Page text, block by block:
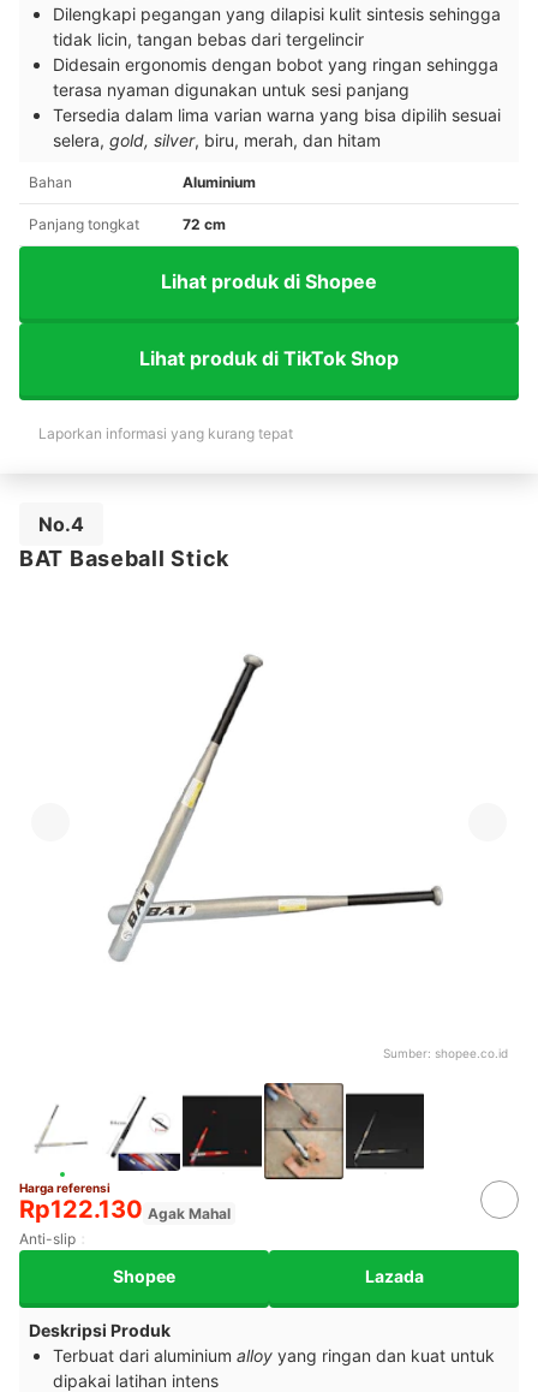
Dilengkapi pegangan yang dilapisi kulit sintesis sehingga
tidak licin, tangan bebas dari tergelincir
Didesain ergonomis dengan bobot yang ringan sehingga
terasa nyaman digunakan untuk sesi panjang
Tersedia dalam lima varian warna yang bisa dipilih sesuai
selera, gold, silver, biru, merah, dan hitam
Bahan Aluminium
Panjang tongkat 72 cm
Lihat produk di Shopee
Lihat produk di TikTok Shop
Laporkan informasi yang kurang tepat
No.4
BAT Baseball Stick
Sumber: shopee.co.id
Harga referensi
Rp122.130 Agak Mahal
Anti-slip
Shopee Lazada
Deskripsi Produk
Terbuat dari aluminium alloy yang ringan dan kuat untuk
dipakai latihan intens